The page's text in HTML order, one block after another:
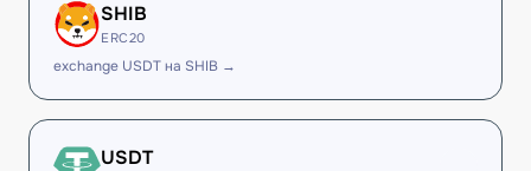
SHIB
ERC20
exchange USDT на SHIB →
USDT